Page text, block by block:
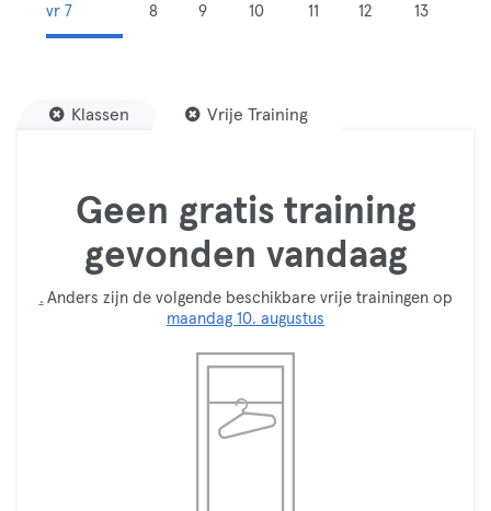
vr 7
8
9
10
11
12
13
Klassen Vrije Training
Geen gratis training
gevonden vandaag
. Anders zijn de volgende beschikbare vrije trainingen op
maandag 10. augustus